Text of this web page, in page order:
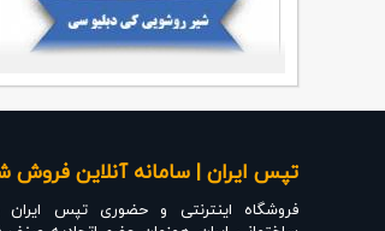
تپس ایران | سامانه آنلاین فروش
فروشگاه اینترنتی و حضوریتپس ایران